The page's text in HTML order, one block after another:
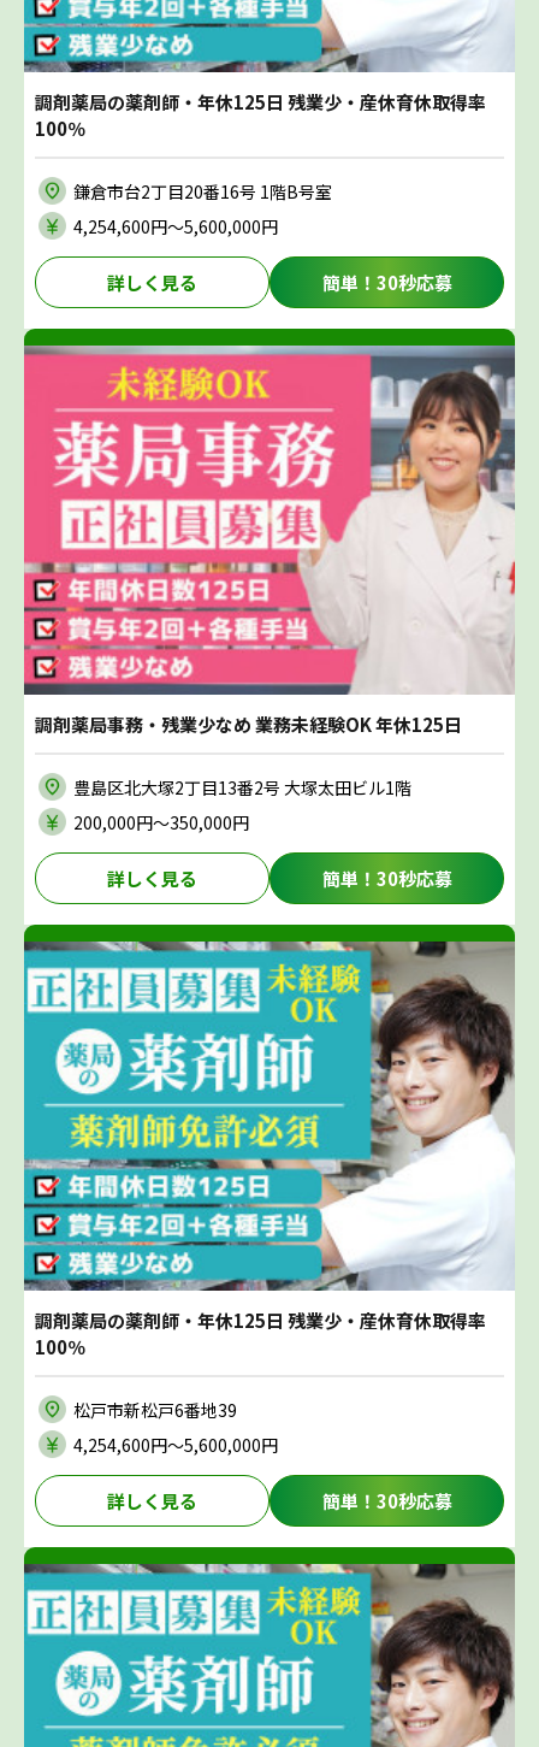
調剤薬局の薬剤師・年休125日 残業少・産休育休取得率
100％
鎌倉市台2丁目20番16号 1階B号室
4,254,600円〜5,600,000円
詳しく見る 簡単！30秒応募
調剤薬局事務・残業少なめ 業務未経験OK 年休125日
豊島区北大塚2丁目13番2号 大塚太田ビル1階
200,000円〜350,000円
詳しく見る 簡単！30秒応募
調剤薬局の薬剤師・年休125日 残業少・産休育休取得率
100％
松戸市新松戸6番地39
4,254,600円〜5,600,000円
詳しく見る 簡単！30秒応募